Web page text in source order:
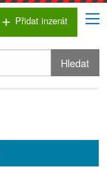
add Přidat inzerát
Hledat